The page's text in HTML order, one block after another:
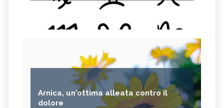
Arnica, un'ottima alleata contro il
dolore